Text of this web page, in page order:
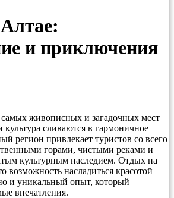
и приключения
живописных и загадочных мест
культура сливаются в гармоничное
регион привлекает туристов со всего
горами, чистыми реками и
культурным наследием. Отдых на
возможность насладиться красотой
и уникальный опыт, который
впечатления.